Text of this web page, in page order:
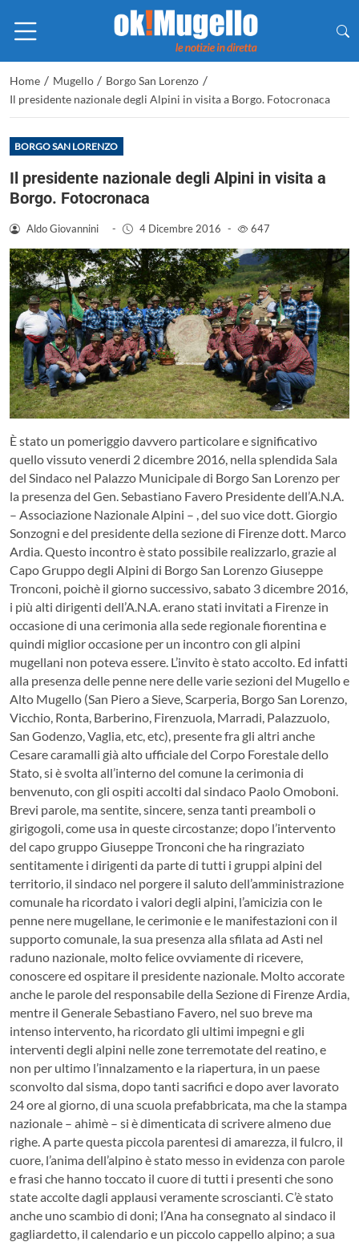
Home / Mugello / Borgo San Lorenzo /
Il presidente nazionale degli Alpini in visita a Borgo. Fotocronaca
BORGO SAN LORENZO
Il presidente nazionale degli Alpini in visita a
Borgo. Fotocronaca
Aldo Giovannini - 4 Dicembre 2016 - 647
È stato un pomeriggio davvero particolare e significativo
quello vissuto venerdi 2 dicembre 2016, nella splendida Sala
del Sindaco nel Palazzo Municipale di Borgo San Lorenzo per
la presenza del Gen. Sebastiano Favero Presidente dell’A.N.A.
– Associazione Nazionale Alpini – , del suo vice dott. Giorgio
Sonzogni e del presidente della sezione di Firenze dott. Marco
Ardia. Questo incontro è stato possibile realizzarlo, grazie al
Capo Gruppo degli Alpini di Borgo San Lorenzo Giuseppe
Tronconi, poichè il giorno successivo, sabato 3 dicembre 2016,
i più alti dirigenti dell’A.N.A. erano stati invitati a Firenze in
occasione di una cerimonia alla sede regionale fiorentina e
quindi miglior occasione per un incontro con gli alpini
mugellani non poteva essere. L’invito è stato accolto. Ed infatti
alla presenza delle penne nere delle varie sezioni del Mugello e
Alto Mugello (San Piero a Sieve, Scarperia, Borgo San Lorenzo,
Vicchio, Ronta, Barberino, Firenzuola, Marradi, Palazzuolo,
San Godenzo, Vaglia, etc, etc), presente fra gli altri anche
Cesare caramalli già alto ufficiale del Corpo Forestale dello
Stato, si è svolta all’interno del comune la cerimonia di
benvenuto, con gli ospiti accolti dal sindaco Paolo Omoboni.
Brevi parole, ma sentite, sincere, senza tanti preamboli o
girigogoli, come usa in queste circostanze; dopo l’intervento
del capo gruppo Giuseppe Tronconi che ha ringraziato
sentitamente i dirigenti da parte di tutti i gruppi alpini del
territorio, il sindaco nel porgere il saluto dell’amministrazione
comunale ha ricordato i valori degli alpini, l’amicizia con le
penne nere mugellane, le cerimonie e le manifestazioni con il
supporto comunale, la sua presenza alla sfilata ad Asti nel
raduno nazionale, molto felice ovviamente di ricevere,
conoscere ed ospitare il presidente nazionale. Molto accorate
anche le parole del responsabile della Sezione di Firenze Ardia,
mentre il Generale Sebastiano Favero, nel suo breve ma
intenso intervento, ha ricordato gli ultimi impegni e gli
interventi degli alpini nelle zone terremotate del reatino, e
non per ultimo l’innalzamento e la riapertura, in un paese
sconvolto dal sisma, dopo tanti sacrifici e dopo aver lavorato
24 ore al giorno, di una scuola prefabbricata, ma che la stampa
nazionale – ahimè – si è dimenticata di scrivere almeno due
righe. A parte questa piccola parentesi di amarezza, il fulcro, il
cuore, l’anima dell’alpino è stato messo in evidenza con parole
e frasi che hanno toccato il cuore di tutti i presenti che sono
state accolte dagli applausi veramente scroscianti. C’è stato
anche uno scambio di doni; l’Ana ha consegnato al sindaco il
gagliardetto, il calendario e un piccolo cappello alpino; a sua